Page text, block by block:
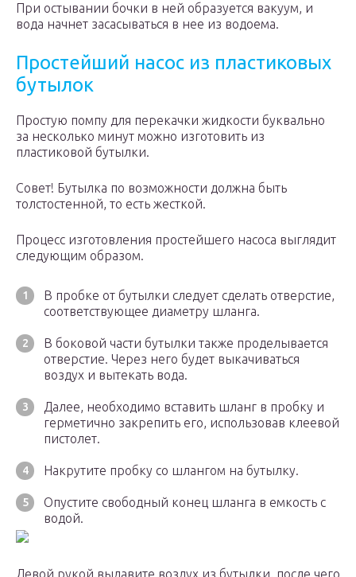
При остывании бочки в ней образуется вакуум, и
вода начнет засасываться в нее из водоема.
Простейший насос из пластиковых
бутылок
Простую помпу для перекачки жидкости буквально
за несколько минут можно изготовить из
пластиковой бутылки.
Совет! Бутылка по возможности должна быть
толстостенной, то есть жесткой.
Процесс изготовления простейшего насоса выглядит
следующим образом.
В пробке от бутылки следует сделать отверстие,
соответствующее диаметру шланга.
В боковой части бутылки также проделывается
отверстие. Через него будет выкачиваться
воздух и вытекать вода.
Далее, необходимо вставить шланг в пробку и
герметично закрепить его, использовав клеевой
пистолет.
Накрутите пробку со шлангом на бутылку.
Опустите свободный конец шланга в емкость с
водой.
Левой рукой выдавите воздух из бутылки, после чего